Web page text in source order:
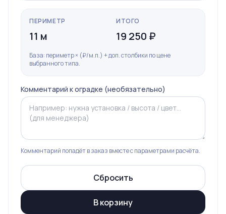
ПЕРИМЕТР
11 м
ИТОГО
19 250 ₽
База: периметр × (₽/м.п.) + доп. столбики по цене
выбранного типа.
Комментарий к оградке (необязательно)
Комментарий попадёт в заказ вместе с параметрами расчёта.
Сбросить
В корзину